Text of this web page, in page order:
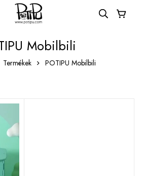
Mobilbili
Termékek POTIPU Mobilbili